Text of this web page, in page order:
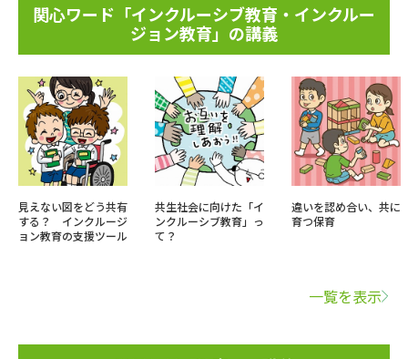
関心ワード「インクルーシブ教育・インクルー
ジョン教育」の講義
見えない図をどう共有
する？ インクルージ
ョン教育の支援ツール
共生社会に向けた「イ
ンクルーシブ教育」っ
て？
違いを認め合い、共に
育つ保育
一覧を表示